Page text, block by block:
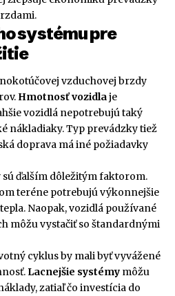
systému pre
vzduchovej brzdy
Hmotnosť vozidlaje
vozidlá nepotrebujú taký
nákladiaky. Typ prevádzky tiež
doprava má iné požiadavky
ďalším dôležitým faktorom.
teréne potrebujú výkonnejšie
Naopak, vozidlá používané
môžu vystačiť so štandardnými
cyklus by mali byť vyvážené
Lacnejšie systémy môžu
zatiaľ čo investícia do